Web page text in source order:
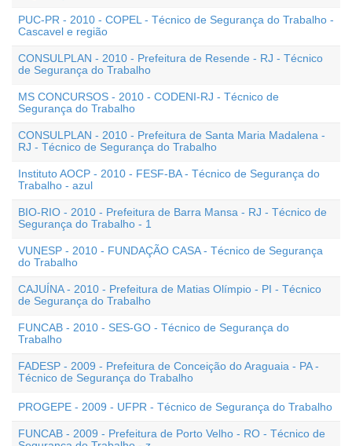
PUC-PR - 2010 - COPEL - Técnico de Segurança do Trabalho -
Cascavel e região
CONSULPLAN - 2010 - Prefeitura de Resende - RJ - Técnico
de Segurança do Trabalho
MS CONCURSOS - 2010 - CODENI-RJ - Técnico de
Segurança do Trabalho
CONSULPLAN - 2010 - Prefeitura de Santa Maria Madalena -
RJ - Técnico de Segurança do Trabalho
Instituto AOCP - 2010 - FESF-BA - Técnico de Segurança do
Trabalho - azul
BIO-RIO - 2010 - Prefeitura de Barra Mansa - RJ - Técnico de
Segurança do Trabalho - 1
VUNESP - 2010 - FUNDAÇÃO CASA - Técnico de Segurança
do Trabalho
CAJUÍNA - 2010 - Prefeitura de Matias Olímpio - PI - Técnico
de Segurança do Trabalho
FUNCAB - 2010 - SES-GO - Técnico de Segurança do
Trabalho
FADESP - 2009 - Prefeitura de Conceição do Araguaia - PA -
Técnico de Segurança do Trabalho
PROGEPE - 2009 - UFPR - Técnico de Segurança do Trabalho
FUNCAB - 2009 - Prefeitura de Porto Velho - RO - Técnico de